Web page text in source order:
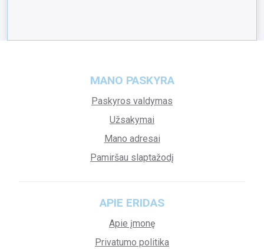
MANO PASKYRA
Paskyros valdymas
Užsakymai
Mano adresai
Pamiršau slaptažodį
APIE ERIDAS
Apie įmonę
Privatumo politika